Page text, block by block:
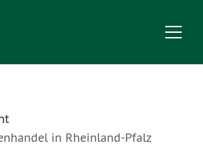
in Rheinland-Pfalz